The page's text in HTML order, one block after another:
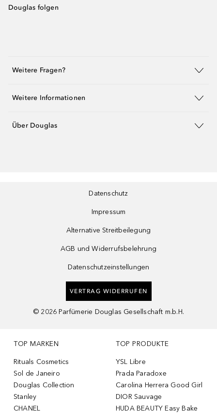
Douglas folgen
Weitere Fragen?
Weitere Informationen
Über Douglas
Datenschutz
Impressum
Alternative Streitbeilegung
AGB und Widerrufsbelehrung
Datenschutzeinstellungen
VERTRAG WIDERRUFEN
© 2026 Parfümerie Douglas Gesellschaft m.b.H.
TOP MARKEN
Rituals Cosmetics
Sol de Janeiro
Douglas Collection
Stanley
CHANEL
TOP PRODUKTE
YSL Libre
Prada Paradoxe
Carolina Herrera Good Girl
DIOR Sauvage
HUDA BEAUTY Easy Bake